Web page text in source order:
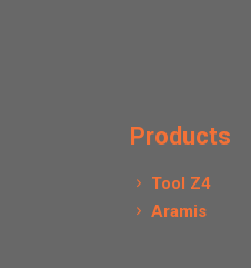
Products
Tool Z4
Aramis